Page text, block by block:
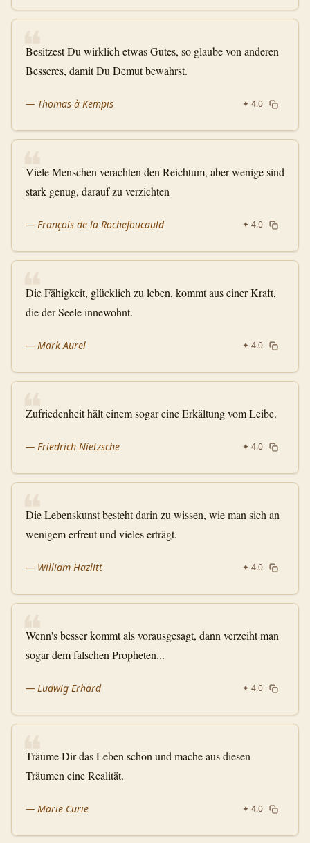
❝
Besitzest Du wirklich etwas Gutes, so glaube von anderen
Besseres, damit Du Demut bewahrst.
— Thomas à Kempis ✦ 4.0
❝
Viele Menschen verachten den Reichtum, aber wenige sind
stark genug, darauf zu verzichten
— François de la Rochefoucauld ✦ 4.0
❝
Die Fähigkeit, glücklich zu leben, kommt aus einer Kraft,
die der Seele innewohnt.
— Mark Aurel ✦ 4.0
❝
Zufriedenheit hält einem sogar eine Erkältung vom Leibe.
— Friedrich Nietzsche ✦ 4.0
❝
Die Lebenskunst besteht darin zu wissen, wie man sich an
wenigem erfreut und vieles erträgt.
— William Hazlitt ✦ 4.0
❝
Wenn's besser kommt als vorausgesagt, dann verzeiht man
sogar dem falschen Propheten...
— Ludwig Erhard ✦ 4.0
❝
Träume Dir das Leben schön und mache aus diesen
Träumen eine Realität.
— Marie Curie ✦ 4.0